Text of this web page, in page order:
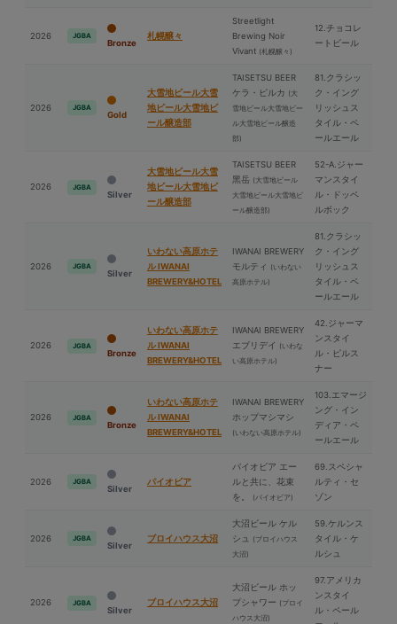
2026 JGBA
Bronze
札幌醸々
Streetlight
Brewing Noir
Vivant (札幌醸々)
12.チョコレ
ートビール
2026 JGBA
Gold
⼤雪地ビール⼤雪
地ビール⼤雪地ビ
ール醸造部
TAISETSU BEER
ケラ・ピルカ (⼤
雪地ビール⼤雪地ビー
ル⼤雪地ビール醸造
部)
81.クラシッ
ク・イング
リッシュス
タイル・ペ
ールエール
2026 JGBA
Silver
⼤雪地ビール⼤雪
地ビール⼤雪地ビ
ール醸造部
TAISETSU BEER
⿊岳 (⼤雪地ビール
⼤雪地ビール⼤雪地ビ
ール醸造部)
52-A.ジャー
マンスタイ
ル・ドッペ
ルボック
2026 JGBA
Silver
いわない高原ホテ
ル IWANAI
BREWERY&HOTEL
IWANAI BREWERY
モルティ (いわない
高原ホテル)
81.クラシッ
ク・イング
リッシュス
タイル・ペ
ールエール
2026 JGBA
Bronze
いわない高原ホテ
ル IWANAI
BREWERY&HOTEL
IWANAI BREWERY
エブリデイ (いわな
い高原ホテル)
42.ジャーマ
ンスタイ
ル・ピルス
ナー
2026 JGBA
Bronze
いわない高原ホテ
ル IWANAI
BREWERY&HOTEL
IWANAI BREWERY
ホップマシマシ
(いわない高原ホテル)
103.エマージ
ング・イン
ディア・ペ
ールエール
2026 JGBA
Silver
パイオビア
パイオビア エー
ルと共に、花束
を。
(パイオビア)
69.スペシャ
ルティ・セ
ゾン
2026 JGBA
Silver
ブロイハウス⼤沼
⼤沼ビール ケル
シュ
(ブロイハウス
⼤沼)
59.ケルンス
タイル・ケ
ルシュ
2026 JGBA
Silver
ブロイハウス⼤沼
⼤沼ビール ホッ
プシャワー (ブロイ
ハウス⼤沼)
97.アメリカ
ンスタイ
ル・ペール